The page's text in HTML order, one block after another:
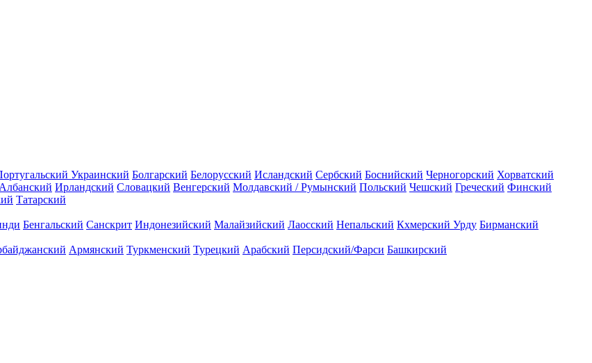
Украинский Болгарский Белорусский Исландский Сербский Боснийский Черногорский Хорватский
Албанский Ирландский Словацкий Венгерский Молдавский / Румынский Польский Чешский Греческий Финский
Татарский
Бенгальский Санскрит Индонезийский Малайзийский Лаосский Непальский Кхмерский Урду Бирманский
Армянский Туркменский Турецкий Арабский Персидский/Фарси Башкирский